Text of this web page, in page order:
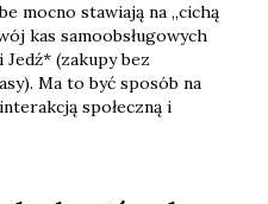
mocno stawiają na „cichą
kas samoobsługowych
(zakupy bez
Ma to być sposób na
społeczną i